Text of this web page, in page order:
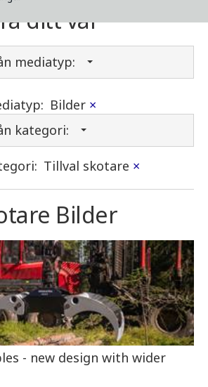
ditt val
mediatyp:
Bilder ×
kategori:
Tillval skotare ×
Bilder
- new design with wider